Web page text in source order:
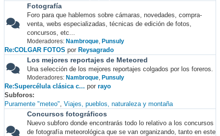
Fotografía
Foro para que hablemos sobre cámaras, novedades, compra-
venta, webs especializadas, técnicas de edición de fotos,
concursos, etc...
Moderadores: Nambroque, Punsuly
Re:COLGAR FOTOS por Reysagrado
Los mejores reportajes de Meteored
Una selección de los mejores reportajes colgados por los foreros.
Moderadores: Nambroque, Punsuly
Re:Supercélula clásica c... por rayo
Subforos
Puramente "meteo" Viajes, pueblos, naturaleza y montaña
Concursos fotográficos
Nuevo subforo donde encontrarás todo lo relativo a los concursos
de fotografía meteorológica que se van organizando, tanto en este